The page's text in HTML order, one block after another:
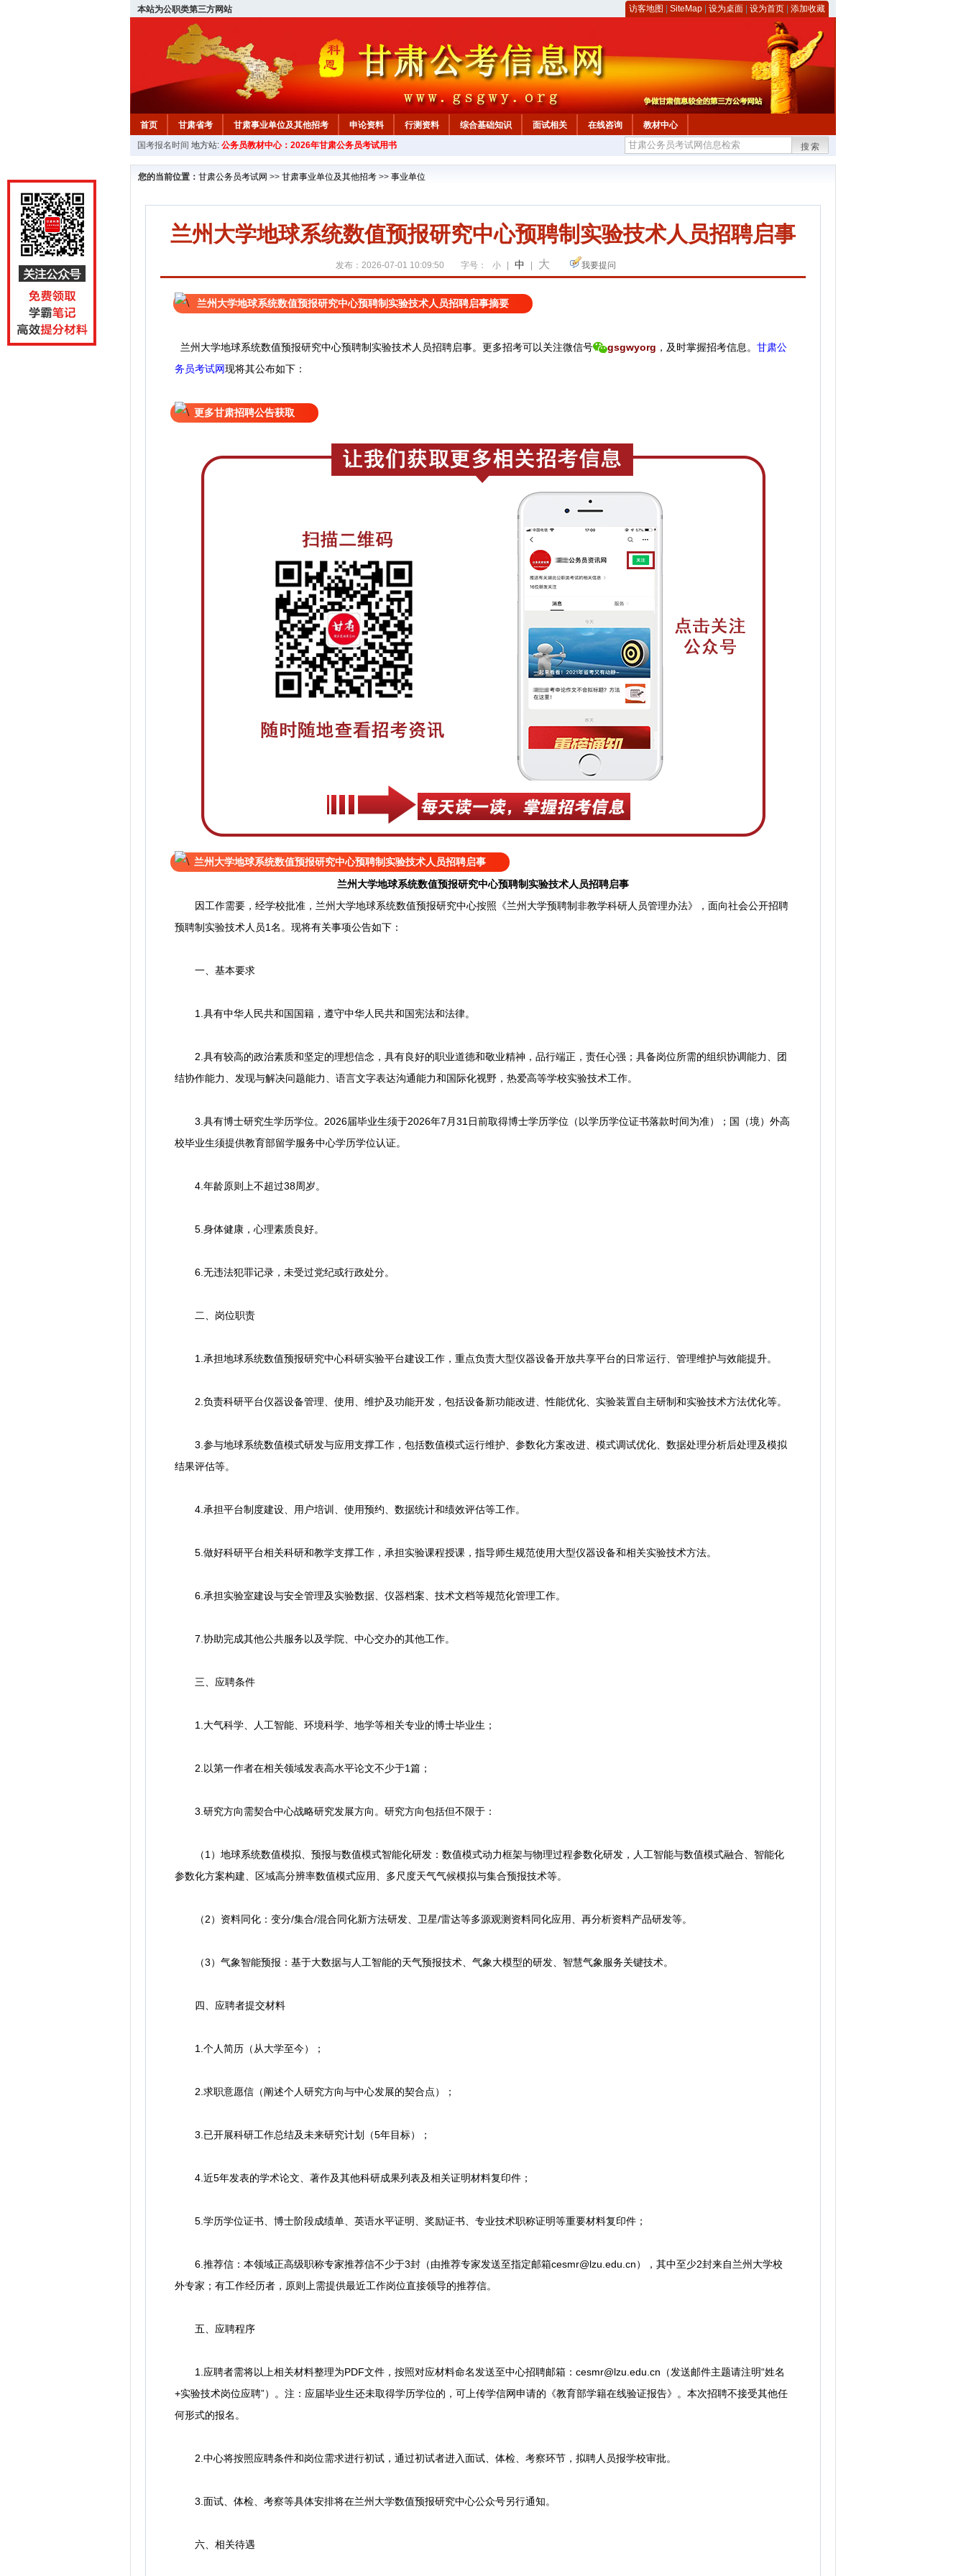
本站为公职类第三方网站 访客地图 SiteMap 设为桌面 设为首页 添加收藏
首页 甘肃省考 甘肃事业单位及其他招考 申论资料 行测资料 综合基础知识 面试相关 在线咨询
教材中心
国考报名时间 地方站: 公务员教材中心：2026年甘肃公务员考试用书 搜索
您的当前位置： 甘肃公务员考试网 >> 甘肃事业单位及其他招考 >> 事业单位
兰州大学地球系统数值预报研究中心预聘制实验技术人员招聘启事
发布：2026-07-01 10:09:50 字号： 小 中 大 我要提问
兰州大学地球系统数值预报研究中心预聘制实验技术人员招聘启事摘要
兰州大学地球系统数值预报研究中心预聘制实验技术人员招聘启事。 更多招考可以关注微信号 gsgwyorg ， 及时掌握招考信息。 甘肃公
务员考试网现将其公布如下：
更多甘肃招聘公告获取
兰州大学地球系统数值预报研究中心预聘制实验技术人员招聘启事
兰州大学地球系统数值预报研究中心预聘制实验技术人员招聘启事
因工作需要，经学校批准，兰州大学地球系统数值预报研究中心按照《兰州大学预聘制非教学科研人员管理办法》，面向社会公开招聘
预聘制实验技术人员1名。现将有关事项公告如下：
一、基本要求
1.具有中华人民共和国国籍，遵守中华人民共和国宪法和法律。
2.具有较高的政治素质和坚定的理想信念，具有良好的职业道德和敬业精神，品行端正，责任心强；具备岗位所需的组织协调能力、团
结协作能力、发现与解决问题能力、语言文字表达沟通能力和国际化视野，热爱高等学校实验技术工作。
3.具有博士研究生学历学位。2026届毕业生须于2026年7月31日前取得博士学历学位（以学历学位证书落款时间为准）；国（境）外高
校毕业生须提供教育部留学服务中心学历学位认证。
4.年龄原则上不超过38周岁。
5.身体健康，心理素质良好。
6.无违法犯罪记录，未受过党纪或行政处分。
二、岗位职责
1.承担地球系统数值预报研究中心科研实验平台建设工作，重点负责大型仪器设备开放共享平台的日常运行、管理维护与效能提升。
2.负责科研平台仪器设备管理、使用、维护及功能开发，包括设备新功能改进、性能优化、实验装置自主研制和实验技术方法优化等。
3.参与地球系统数值模式研发与应用支撑工作，包括数值模式运行维护、参数化方案改进、模式调试优化、数据处理分析后处理及模拟
结果评估等。
4.承担平台制度建设、用户培训、使用预约、数据统计和绩效评估等工作。
5.做好科研平台相关科研和教学支撑工作，承担实验课程授课，指导师生规范使用大型仪器设备和相关实验技术方法。
6.承担实验室建设与安全管理及实验数据、仪器档案、技术文档等规范化管理工作。
7.协助完成其他公共服务以及学院、中心交办的其他工作。
三、应聘条件
1.大气科学、人工智能、环境科学、地学等相关专业的博士毕业生；
2.以第一作者在相关领域发表高水平论文不少于1篇；
3.研究方向需契合中心战略研究发展方向。研究方向包括但不限于：
（1）地球系统数值模拟、预报与数值模式智能化研发：数值模式动力框架与物理过程参数化研发，人工智能与数值模式融合、智能化
参数化方案构建、区域高分辨率数值模式应用、多尺度天气气候模拟与集合预报技术等。
（2）资料同化：变分/集合/混合同化新方法研发、卫星/雷达等多源观测资料同化应用、再分析资料产品研发等。
（3）气象智能预报：基于大数据与人工智能的天气预报技术、气象大模型的研发、智慧气象服务关键技术。
四、应聘者提交材料
1.个人简历（从大学至今）；
2.求职意愿信（阐述个人研究方向与中心发展的契合点）；
3.已开展科研工作总结及未来研究计划（5年目标）；
4.近5年发表的学术论文、著作及其他科研成果列表及相关证明材料复印件；
5.学历学位证书、博士阶段成绩单、英语水平证明、奖励证书、专业技术职称证明等重要材料复印件；
6.推荐信：本领域正高级职称专家推荐信不少于3封（由推荐专家发送至指定邮箱cesmr@lzu.edu.cn），其中至少2封来自兰州大学校
外专家；有工作经历者，原则上需提供最近工作岗位直接领导的推荐信。
五、应聘程序
1.应聘者需将以上相关材料整理为PDF文件，按照对应材料命名发送至中心招聘邮箱：cesmr@lzu.edu.cn（发送邮件主题请注明“姓名
+实验技术岗位应聘”）。注：应届毕业生还未取得学历学位的，可上传学信网申请的《教育部学籍在线验证报告》。本次招聘不接受其他任
何形式的报名。
2.中心将按照应聘条件和岗位需求进行初试，通过初试者进入面试、体检、考察环节，拟聘人员报学校审批。
3.面试、体检、考察等具体安排将在兰州大学数值预报研究中心公众号另行通知。
六、相关待遇